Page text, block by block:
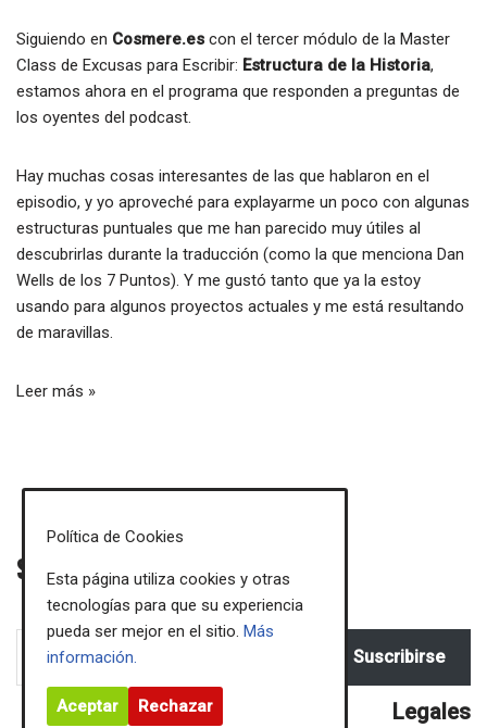
Siguiendo en Cosmere.es con el tercer módulo de la Master
Class de Excusas para Escribir: Estructura de la Historia,
estamos ahora en el programa que responden a preguntas de
los oyentes del podcast.
Hay muchas cosas interesantes de las que hablaron en el
episodio, y yo aproveché para explayarme un poco con algunas
estructuras puntuales que me han parecido muy útiles al
descubrirlas durante la traducción (como la que menciona Dan
Wells de los 7 Puntos). Y me gustó tanto que ya la estoy
usando para algunos proyectos actuales y me está resultando
de maravillas.
Leer más »
Sigue mis novedades
Suscribirse
Legales
Política de Cookies
Esta página utiliza cookies y otras
tecnologías para que su experiencia
pueda ser mejor en el sitio. Más
información.
Aceptar Rechazar